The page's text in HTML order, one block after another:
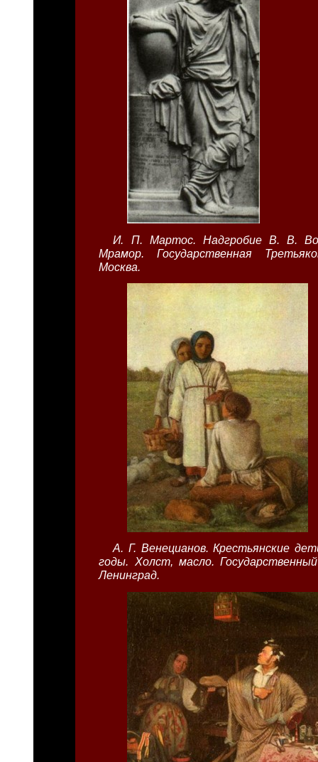
И. П. Мартос. Надгробие В. В.
Мрамор. Государственная
Москва.
А. Г. Венецианов. Крестьянские
годы. Холст, масло.
Ленинград.